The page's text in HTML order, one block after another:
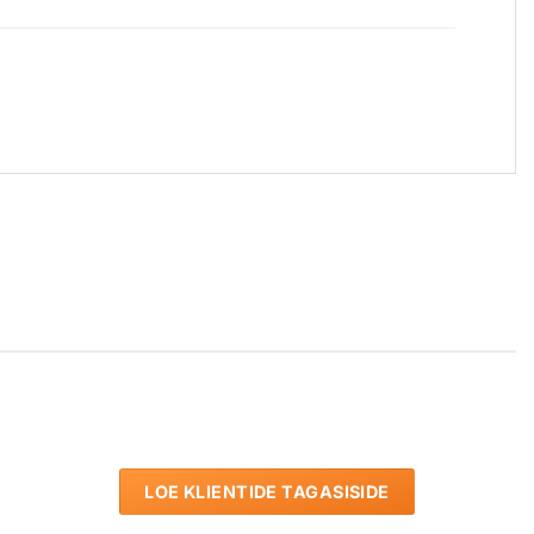
LOE KLIENTIDE TAGASISIDE